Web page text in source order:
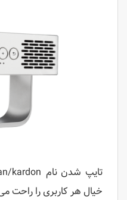
خیال هر کاربری را راحت